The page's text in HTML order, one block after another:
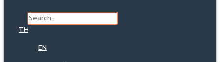
TH
EN